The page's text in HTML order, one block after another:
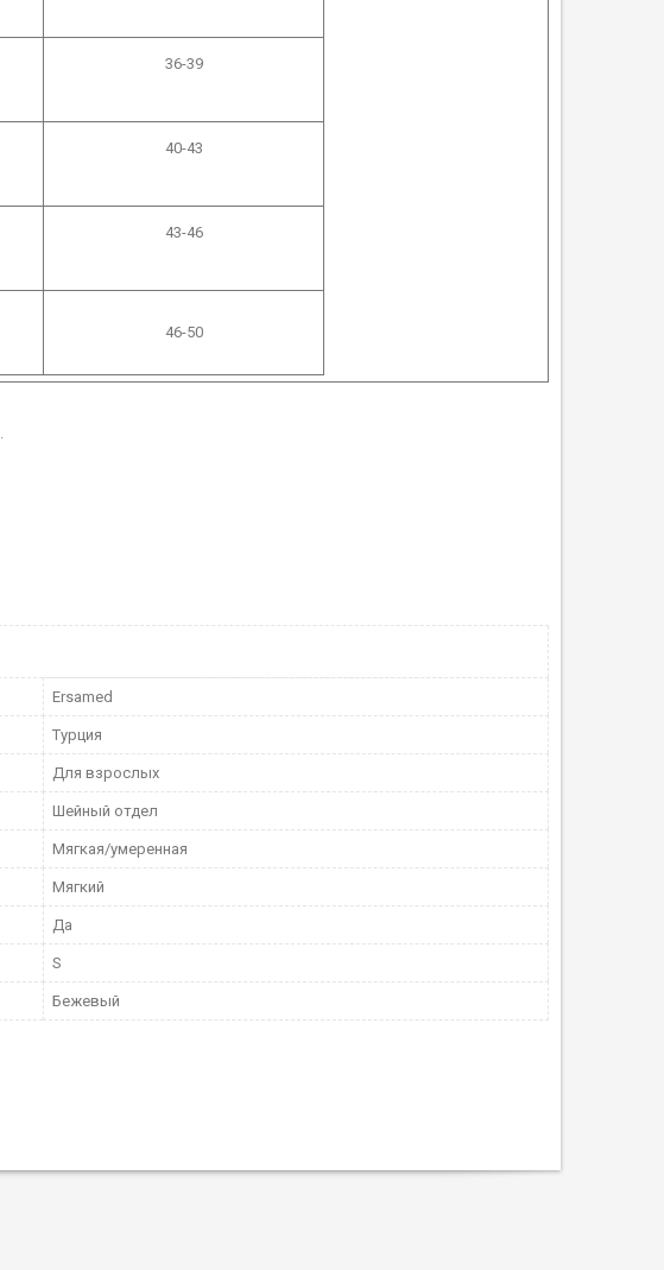
36-39
40-43
43-46
46-50
Ersamed
Турция
Для взрослых
Шейный отдел
Мягкая/умеренная
Мягкий
Да
S
Бежевый